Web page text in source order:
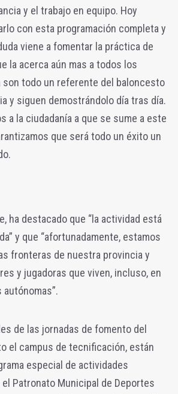
y el trabajo en equipo. Hoy
con esta programación completa y
viene a fomentar la práctica de
la acerca aún mas a todos los
son todo un referente del baloncesto
y siguen demostrándolo día tras día.
a la ciudadanía a que se sume a este
que será todo un éxito un
ha destacado que “la actividad está
y que “afortunadamente, estamos
fronteras de nuestra provincia y
y jugadoras que viven, incluso, en
de las jornadas de fomento del
el campus de tecnificación, están
especial de actividades
Patronato Municipal de Deportes